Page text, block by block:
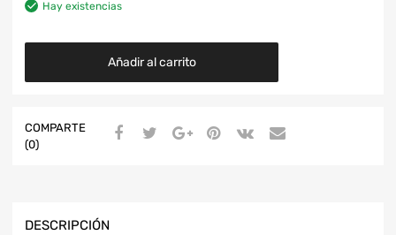
Hay existencias
Añadir al carrito
COMPARTE
(0)
DESCRIPCIÓN